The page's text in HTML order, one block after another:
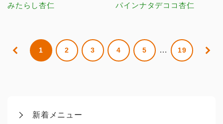
新着メニュー
みたらし杏仁 パインナタデココ杏仁
1 2 3 4 5 … 19